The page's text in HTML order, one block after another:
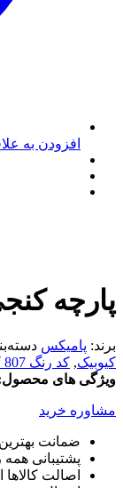
افزودن به
پارچه
برند: پامیکس
کیوبیک, کد رنگ 807 کیوبیک
ویژگی های
مشاوره خرید
ضمانت
پشتیبانی همه روزه از
اصالت کالاها